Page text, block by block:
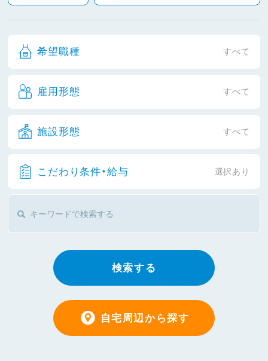
希望職種 すべて
雇用形態 すべて
施設形態 すべて
こだわり条件・給与 選択あり
検索する
自宅周辺から探す